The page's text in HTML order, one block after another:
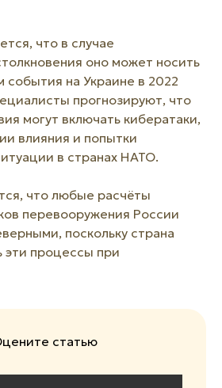
что в случае
оно может носить
события на Украине в 2022
прогнозируют, что
могут включать кибератаки,
влияния и попытки
в странах НАТО.
что любые расчёты
перевооружения России
поскольку страна
эти процессы при
статью